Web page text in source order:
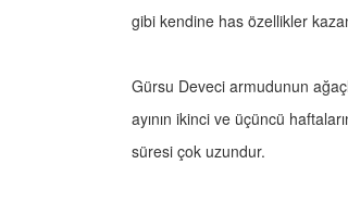
gibi kendine has özellikler
Gürsu Deveci armudunun
ayının ikinci ve üçüncü
süresi çok uzundur.